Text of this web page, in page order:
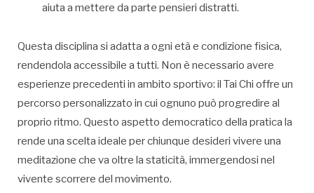
aiuta a mettere da parte pensieri distratti.
Questa disciplina si adatta a ogni età e condizione fisica,
rendendola accessibile a tutti. Non è necessario avere
esperienze precedenti in ambito sportivo: il Tai Chi offre un
percorso personalizzato in cui ognuno può progredire al
proprio ritmo. Questo aspetto democratico della pratica la
rende una scelta ideale per chiunque desideri vivere una
meditazione che va oltre la staticità, immergendosi nel
vivente scorrere del movimento.